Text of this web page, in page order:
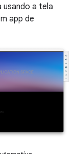
usando a tela
app de